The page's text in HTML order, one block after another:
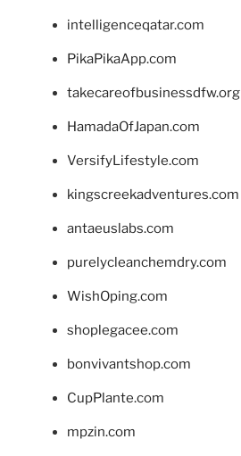
intelligenceqatar.com
PikaPikaApp.com
takecareofbusinessdfw.org
HamadaOfJapan.com
VersifyLifestyle.com
kingscreekadventures.com
antaeuslabs.com
purelycleanchemdry.com
WishOping.com
shoplegacee.com
bonvivantshop.com
CupPlante.com
mpzin.com